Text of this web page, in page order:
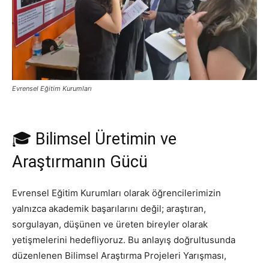
Evrensel Eğitim Kurumları
🎓 Bilimsel Üretimin ve
Araştırmanın Gücü
Evrensel Eğitim Kurumları olarak öğrencilerimizin
yalnızca akademik başarılarını değil; araştıran,
sorgulayan, düşünen ve üreten bireyler olarak
yetişmelerini hedefliyoruz. Bu anlayış doğrultusunda
düzenlenen Bilimsel Araştırma Projeleri Yarışması,